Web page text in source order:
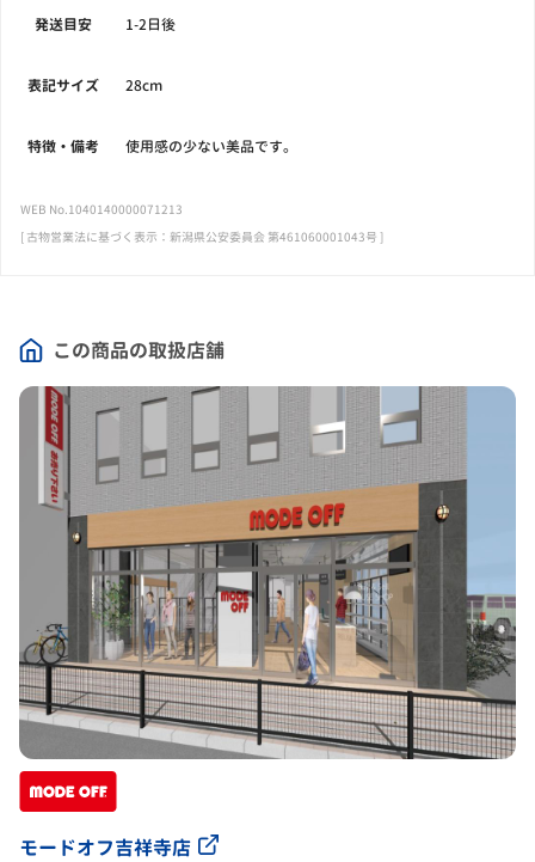
この商品の取扱店舗
モードオフ吉祥寺店
発送目安 1-2日後
表記サイズ 28cm
特徴・備考 使用感の少ない美品です。
WEB No.1040140000071213
[ 古物営業法に基づく表示：新潟県公安委員会 第461060001043号 ]